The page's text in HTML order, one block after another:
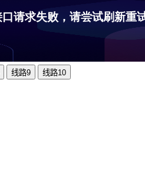
线路9 线路10